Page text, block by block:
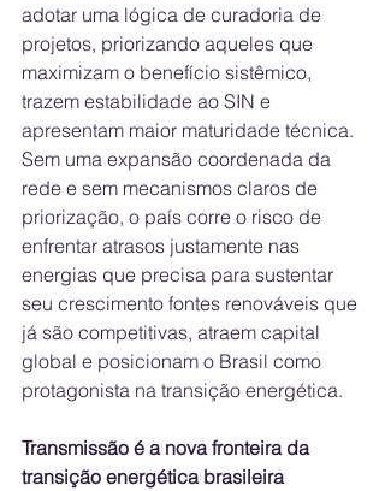
adotar uma lógica de curadoria de
projetos, priorizando aqueles que
maximizam o benefício sistêmico,
trazem estabilidade ao SIN e
apresentam maior maturidade técnica.
Sem uma expansão coordenada da
rede e sem mecanismos claros de
priorização, o país corre o risco de
enfrentar atrasos justamente nas
energias que precisa para sustentar
seu crescimento fontes renováveis que
já são competitivas, atraem capital
global e posicionam o Brasil como
protagonista na transição energética.
Transmissão é a nova fronteira da
transição energética brasileira